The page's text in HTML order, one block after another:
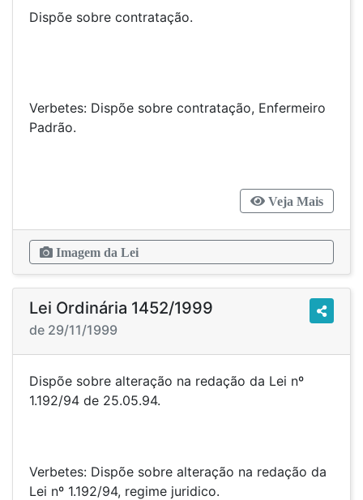
Dispõe sobre contratação.
Verbetes: Dispõe sobre contratação, Enfermeiro
Padrão.
Veja Mais
Imagem da Lei
Lei Ordinária 1452/1999
de 29/11/1999
Dispõe sobre alteração na redação da Lei nº
1.192/94 de 25.05.94.
Verbetes: Dispõe sobre alteração na redação da
Lei nº 1.192/94, regime juridico.